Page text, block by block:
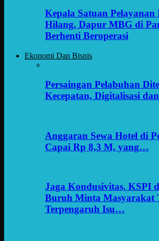
Kepala Satuan Pelayanan
Hilang, Dapur MBG di
Berhenti Beroperasi
Ekonomi Dan Bisnis
Persaingan Pelabuhan
Kecepatan, Digitalisasi
Anggaran Sewa Hotel di
Capai Rp 8,3 M, yang…
Jaga Kondusivitas, KSPI
Buruh Minta Masyarakat
Terpengaruh Isu…